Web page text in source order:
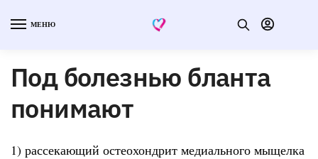
МЕНЮ
Под болезнью бланта
понимают
1) рассекающий остеохондрит медиального мыщелка